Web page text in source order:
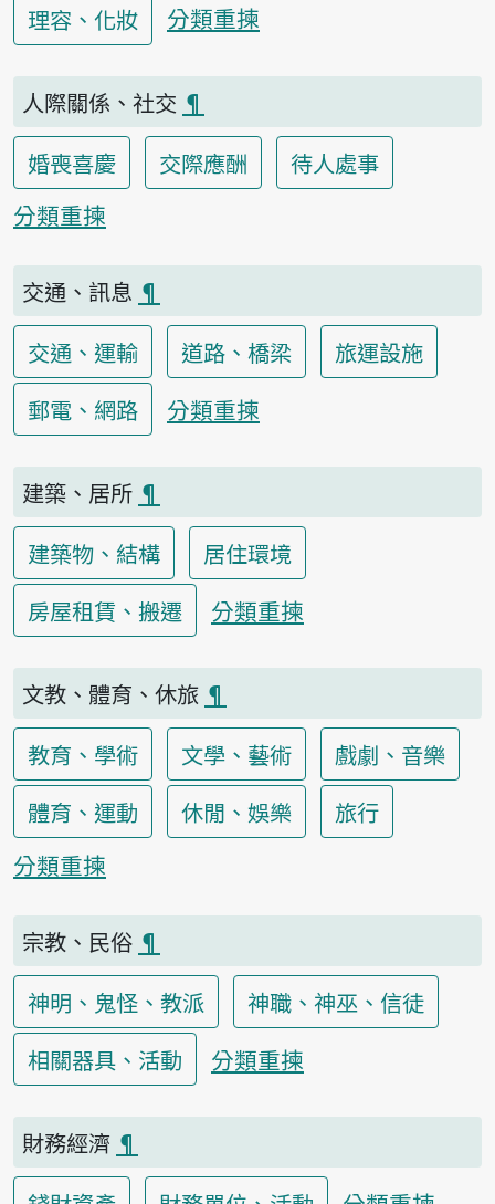
理容、化妝
分類重揀
人際關係、社交 ¶
婚喪喜慶
交際應酬
待人處事
分類重揀
交通、訊息 ¶
交通、運輸
道路、橋梁
旅運設施
郵電、網路
分類重揀
建築、居所 ¶
建築物、結構
居住環境
房屋租賃、搬遷
分類重揀
文教、體育、休旅 ¶
教育、學術
文學、藝術
戲劇、音樂
體育、運動
休閒、娛樂
旅行
分類重揀
宗教、民俗 ¶
神明、鬼怪、教派
神職、神巫、信徒
相關器具、活動
分類重揀
財務經濟 ¶